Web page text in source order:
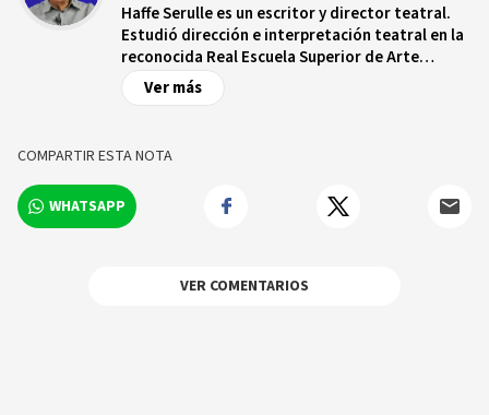
Haffe Serulle es un escritor y director teatral.
Estudió dirección e interpretación teatral en la
reconocida Real Escuela Superior de Arte
Dramático de Madrid, y Sociología Laboral, en la
Escuela de Sociología, igualmente de Madrid,
autor de las novelas: Voy a matar al Presidente,
Las Tinieblas del Dictador, El vuelo de los
imperios, El tránsito del reloj, Los Manuscritos
de Alginatho, El plan perfecto de Poncio Pilá, y
Ver más
COMPARTIR ESTA NOTA
WHATSAPP
VER COMENTARIOS